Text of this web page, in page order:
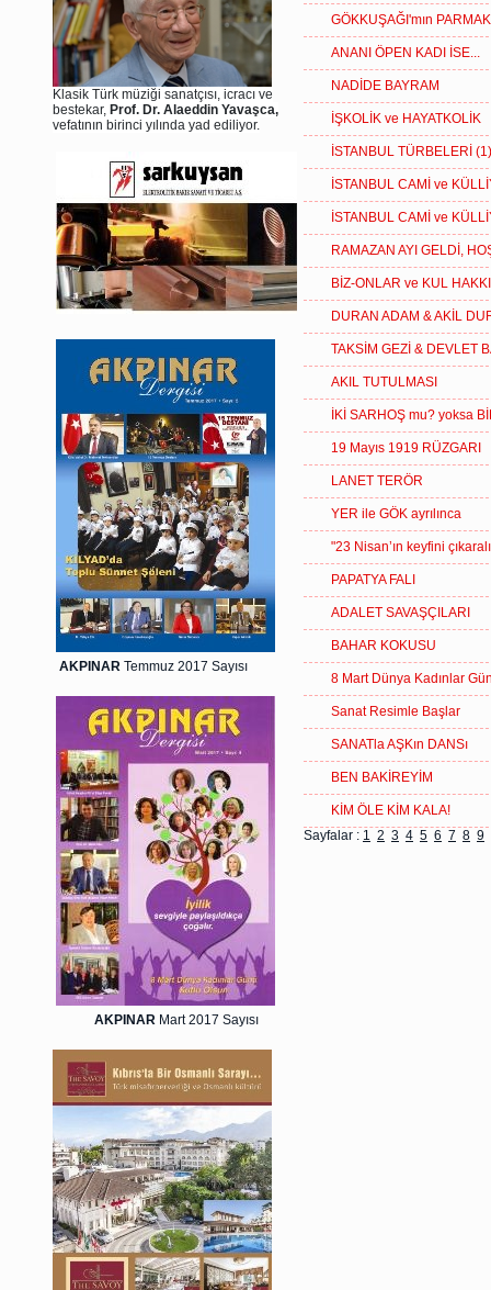
Klasik Türk müziği sanatçısı, icracı ve
bestekar, Prof. Dr. Alaeddin Yavaşca,
vefatının birinci yılında yad ediliyor.
AKPINAR Temmuz 2017 Sayısı
AKPINAR Mart 2017 Sayısı
GÖKKUŞAĞI'mın
ANANI ÖPEN KADI İSE...
NADİDE BAYRAM
İŞKOLİK ve HAYATKOLİK
İSTANBUL TÜRBELERİ (1)
İSTANBUL CAMİ ve
İSTANBUL CAMİ ve
RAMAZAN AYI GELDİ,
BİZ-ONLAR ve KUL
DURAN ADAM & AKİL
TAKSİM GEZİ & DEVLET
AKIL TUTULMASI
İKİ SARHOŞ mu? yoksa
19 Mayıs 1919 RÜZGARI
LANET TERÖR
YER ile GÖK ayrılınca
"23 Nisan’ın keyfini
PAPATYA FALI
ADALET SAVAŞÇILARI
BAHAR KOKUSU
8 Mart Dünya Kadınlar
Sanat Resimle Başlar
SANATla AŞKın DANSı
BEN BAKİREYİM
KİM ÖLE KİM KALA!
Sayfalar : 1 2 3 4 5 6 7 8 9